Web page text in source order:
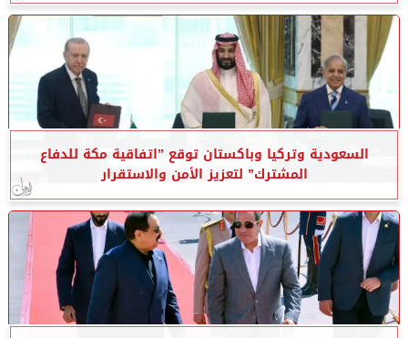
السعودية وتركيا وباكستان توقع ”اتفاقية مكة للدفاع
المشترك” لتعزيز الأمن والاستقرار